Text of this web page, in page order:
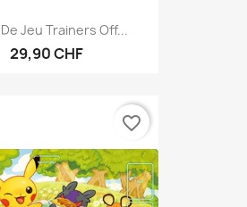
Jeu Trainers Off...
29,90 CHF
favorite_border